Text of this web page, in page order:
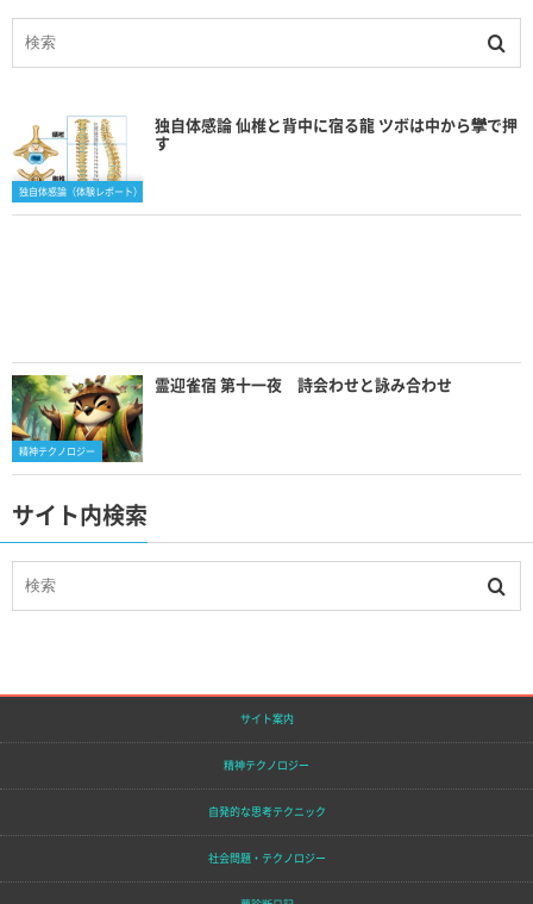
独自体感論（体験レポート）
独自体感論 仙椎と背中に宿る龍 ツボは中から攣で押
す
精神テクノロジー
霊迎雀宿 第十一夜 詩会わせと詠み合わせ
サイト内検索
サイト案内
精神テクノロジー
自発的な思考テクニック
社会問題・テクノロジー